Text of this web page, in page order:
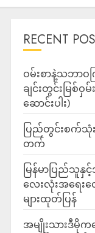
RECENT
ဝမ်းစာနဲ့သဘာဝ
ချင်းတွင်းမြစ်ဝှ
ဆောင်းပါး)
ပြည်တွင်းစက်
တက်
မြန်မာပြည်သူ
လေးလုံးအရေး
များထုတ်ပြန်
အမျိုးသားဒီမို